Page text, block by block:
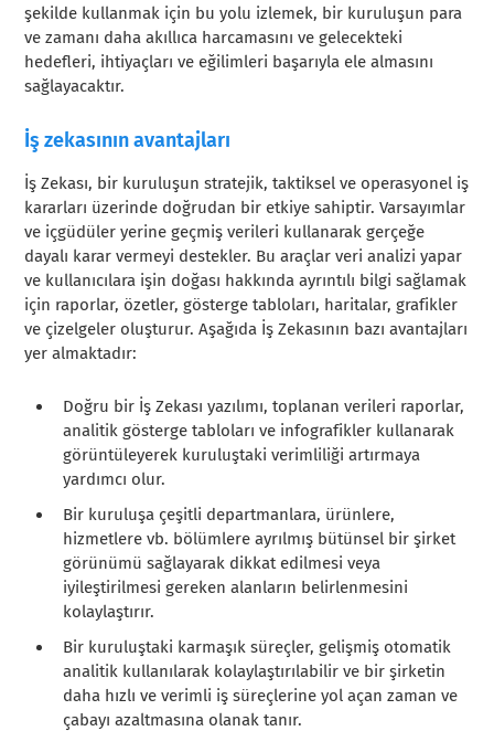
şekilde kullanmak için bu yolu izlemek, bir kuruluşun para
ve zamanı daha akıllıca harcamasını ve gelecekteki
hedefleri, ihtiyaçları ve eğilimleri başarıyla ele almasını
sağlayacaktır.
İş zekasının avantajları
İş Zekası, bir kuruluşun stratejik, taktiksel ve operasyonel iş
kararları üzerinde doğrudan bir etkiye sahiptir. Varsayımlar
ve içgüdüler yerine geçmiş verileri kullanarak gerçeğe
dayalı karar vermeyi destekler. Bu araçlar veri analizi yapar
ve kullanıcılara işin doğası hakkında ayrıntılı bilgi sağlamak
için raporlar, özetler, gösterge tabloları, haritalar, grafikler
ve çizelgeler oluşturur. Aşağıda İş Zekasının bazı avantajları
yer almaktadır:
Doğru bir İş Zekası yazılımı, toplanan verileri raporlar,
analitik gösterge tabloları ve infografikler kullanarak
görüntüleyerek kuruluştaki verimliliği artırmaya
yardımcı olur.
Bir kuruluşa çeşitli departmanlara, ürünlere,
hizmetlere vb. bölümlere ayrılmış bütünsel bir şirket
görünümü sağlayarak dikkat edilmesi veya
iyileştirilmesi gereken alanların belirlenmesini
kolaylaştırır.
Bir kuruluştaki karmaşık süreçler, gelişmiş otomatik
analitik kullanılarak kolaylaştırılabilir ve bir şirketin
daha hızlı ve verimli iş süreçlerine yol açan zaman ve
çabayı azaltmasına olanak tanır.